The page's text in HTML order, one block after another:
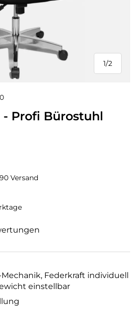
1/
von
2
- Profi Bürostuhl
Versand
Federkraft individuell
einstellbar